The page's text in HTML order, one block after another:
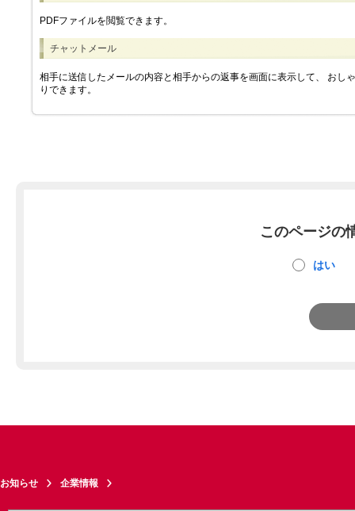
PDFファイルを閲覧できます。
チャットメール
相手に送信したメールの内容と相手からの返事を画面に表示して、 おし
りできます。
このページの
はい
お知らせ 企業情報